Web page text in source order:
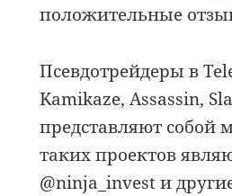
положительные
Псевдотрейдеры в
Kamikaze, Assassin,
представляют
таких проектов
@ninja_invest и